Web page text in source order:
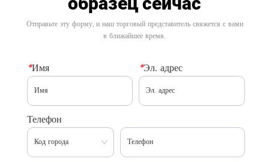
Отправьте эту форму, и наш торговый представитель свяжется с вами
в ближайшее время.
*Имя *Эл. адрес
Телефон